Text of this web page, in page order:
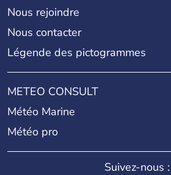
Nous rejoindre
Nous contacter
Légende des pictogrammes
METEO CONSULT
Météo Marine
Météo pro
Suivez-nous :